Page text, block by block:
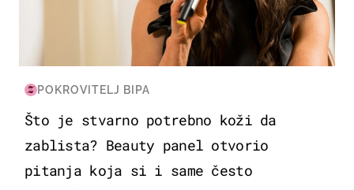
POKROVITELJ BIPA
Što je stvarno potrebno koži da
zablista? Beauty panel otvorio
pitanja koja si i same često